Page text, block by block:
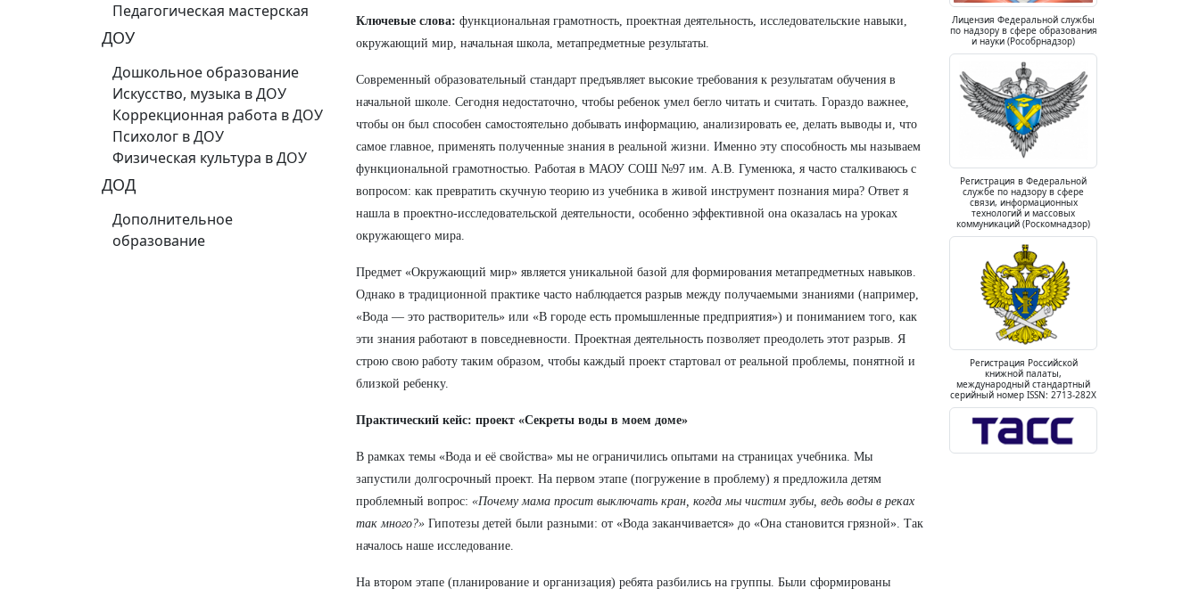
Педагогическая мастерская
ДОУ
Дошкольное образование
Искусство, музыка в ДОУ
Коррекционная работа в ДОУ
Психолог в ДОУ
Физическая культура в ДОУ
ДОД
Дополнительное
образование
Ключевые слова: функциональная грамотность, проектная деятельность, исследовательские навыки,
окружающий мир, начальная школа, метапредметные результаты.
Современный образовательный стандарт предъявляет высокие требования к результатам обучения в
начальной школе. Сегодня недостаточно, чтобы ребенок умел бегло читать и считать. Гораздо важнее,
чтобы он был способен самостоятельно добывать информацию, анализировать ее, делать выводы и, что
самое главное, применять полученные знания в реальной жизни. Именно эту способность мы называем
функциональной грамотностью. Работая в МАОУ СОШ №97 им. А.В. Гуменюка, я часто сталкиваюсь с
вопросом: как превратить скучную теорию из учебника в живой инструмент познания мира? Ответ я
нашла в проектно-исследовательской деятельности, особенно эффективной она оказалась на уроках
окружающего мира.
Предмет «Окружающий мир» является уникальной базой для формирования метапредметных навыков.
Однако в традиционной практике часто наблюдается разрыв между получаемыми знаниями (например,
«Вода — это растворитель» или «В городе есть промышленные предприятия») и пониманием того, как
эти знания работают в повседневности. Проектная деятельность позволяет преодолеть этот разрыв. Я
строю свою работу таким образом, чтобы каждый проект стартовал от реальной проблемы, понятной и
близкой ребенку.
Практический кейс: проект «Секреты воды в моем доме»
В рамках темы «Вода и её свойства» мы не ограничились опытами на страницах учебника. Мы
запустили долгосрочный проект. На первом этапе (погружение в проблему) я предложила детям
проблемный вопрос: «Почему мама просит выключать кран, когда мы чистим зубы, ведь воды в реках
так много?» Гипотезы детей были разными: от «Вода заканчивается» до «Она становится грязной». Так
началось наше исследование.
На втором этапе (планирование и организация) ребята разбились на группы. Были сформированы
Лицензия Федеральной службы
по надзору в сфере образования
и науки (Рособрнадзор)
Регистрация в Федеральной
службе по надзору в сфере
связи, информационных
технологий и массовых
коммуникаций (Роскомнадзор)
Регистрация Российской
книжной палаты,
международный стандартный
серийный номер ISSN: 2713-282X